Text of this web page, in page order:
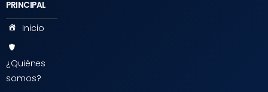
PRINCIPAL
Inicio
¿Quiénes
somos?